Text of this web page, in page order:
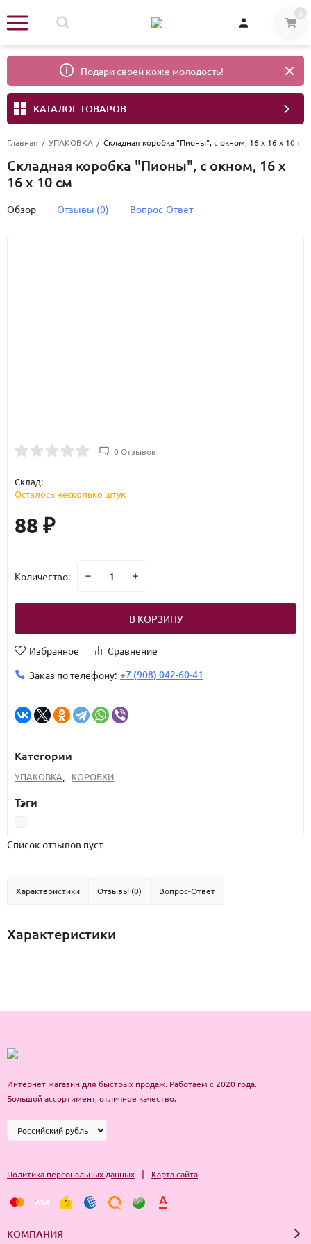
0
Подари своей коже молодость!
КАТАЛОГ ТОВАРОВ
Главная / УПАКОВКА / Складная коробка "Пионы", с окном, 16 х 16 х 10 см
Складная коробка "Пионы", с окном, 16 х
16 х 10 см
Обзор Отзывы (0) Вопрос-Ответ
0 Отзывов
Склад:
Осталось несколько штук
88 ₽
Количество:
В КОРЗИНУ
Избранное
Сравнение
Заказ по телефону: +7 (908) 042-60-41
Категории
УПАКОВКА, КОРОБКИ
Тэги
Список отзывов пуст
Характеристики Отзывы (0) Вопрос-Ответ
Характеристики
Интернет магазин для быстрых продаж. Работаем с 2020 года.
Большой ассортимент, отличное качество.
Политика персональных данных | Карта сайта
КОМПАНИЯ